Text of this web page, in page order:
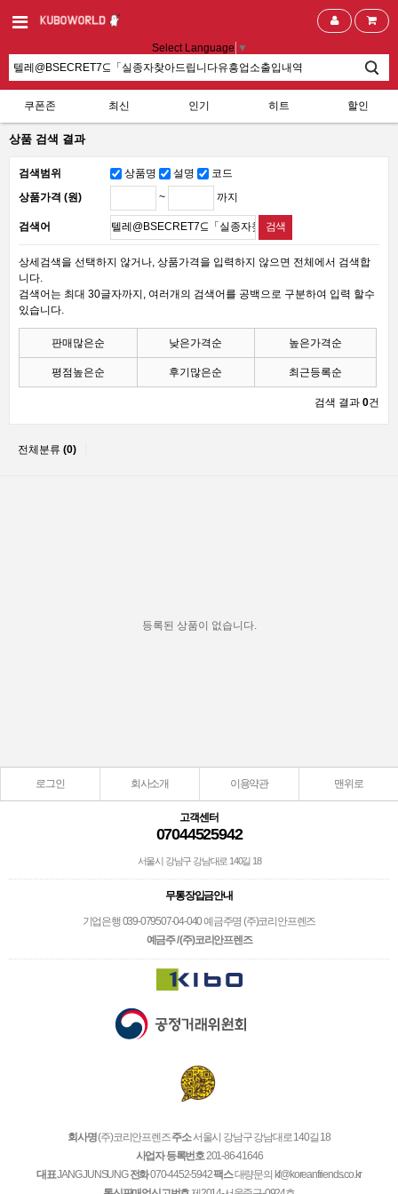
Select Language ▼
쿠폰존 최신 인기 히트 할인
상품 검색 결과
검색범위 상품명 설명
코드
상품가격 (원)
~ 까지
검색어
상세검색을 선택하지 않거나, 상품가격을 입력하지 않으면 전체에서 검색합
니다.
검색어는 최대 30글자까지, 여러개의 검색어를 공백으로 구분하여 입력 할수
있습니다.
판매많은순 낮은가격순 높은가격순
평점높은순 후기많은순 최근등록순
검색 결과 0건
전체분류 (0)
등록된 상품이 없습니다.
로그인 회사소개 이용약관 맨위로
고객센터
07044525942
서울시 강남구 강남대로 140길 18
무통장입금안내
기업은행 039-079507-04-040 예금주명 (주)코리안프렌즈
예금주 / (주)코리안프렌즈
회사명(주)코리안프렌즈주소서울시 강남구 강남대로 140길 18
사업자 등록번호201-86-41646
대표JANG JUNSUNG 전화070-4452-5942팩스대량문의 kf@koreanfriends.co.kr